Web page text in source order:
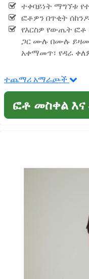
ተቀባይነት ማግኘቱ
ፎቶዎን በጥቂት
የእርስዎ የውጤት ፎቶ
ጋር ሙሉ በሙሉ
አቀማመጥ፣ የዳራ
ተጨማሪ አማራጮች
ፎቶ መስቀል